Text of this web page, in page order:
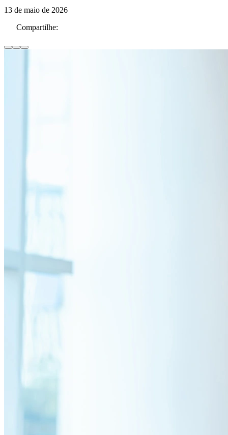
13 de maio de 2026
Compartilhe: